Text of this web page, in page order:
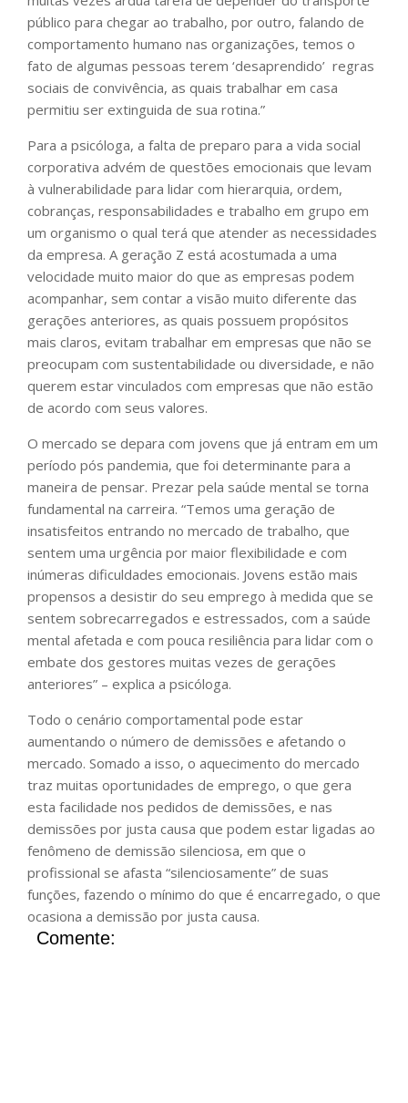
público para chegar ao trabalho, por outro, falando de
comportamento humano nas organizações, temos o
fato de algumas pessoas terem ‘desaprendido’ regras
sociais de convivência, as quais trabalhar em casa
permitiu ser extinguida de sua rotina.”
Para a psicóloga, a falta de preparo para a vida social
corporativa advém de questões emocionais que levam
à vulnerabilidade para lidar com hierarquia, ordem,
cobranças, responsabilidades e trabalho em grupo em
um organismo o qual terá que atender as necessidades
da empresa. A geração Z está acostumada a uma
velocidade muito maior do que as empresas podem
acompanhar, sem contar a visão muito diferente das
gerações anteriores, as quais possuem propósitos
mais claros, evitam trabalhar em empresas que não se
preocupam com sustentabilidade ou diversidade, e não
querem estar vinculados com empresas que não estão
de acordo com seus valores.
O mercado se depara com jovens que já entram em um
período pós pandemia, que foi determinante para a
maneira de pensar. Prezar pela saúde mental se torna
fundamental na carreira. “Temos uma geração de
insatisfeitos entrando no mercado de trabalho, que
sentem uma urgência por maior flexibilidade e com
inúmeras dificuldades emocionais. Jovens estão mais
propensos a desistir do seu emprego à medida que se
sentem sobrecarregados e estressados, com a saúde
mental afetada e com pouca resiliência para lidar com o
embate dos gestores muitas vezes de gerações
anteriores” – explica a psicóloga.
Todo o cenário comportamental pode estar
aumentando o número de demissões e afetando o
mercado. Somado a isso, o aquecimento do mercado
traz muitas oportunidades de emprego, o que gera
esta facilidade nos pedidos de demissões, e nas
demissões por justa causa que podem estar ligadas ao
fenômeno de demissão silenciosa, em que o
profissional se afasta “silenciosamente” de suas
funções, fazendo o mínimo do que é encarregado, o que
ocasiona a demissão por justa causa.
Comente: